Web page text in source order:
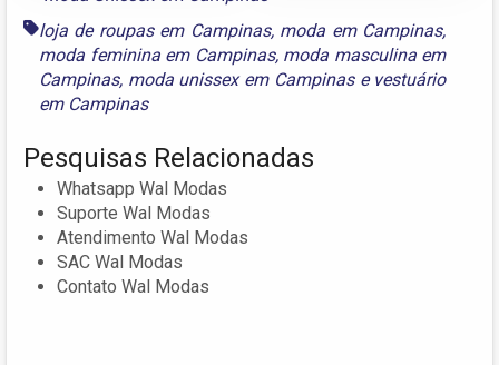
loja de roupas em Campinas, moda em Campinas,
moda feminina em Campinas, moda masculina em
Campinas, moda unissex em Campinase vestuário
em Campinas
Pesquisas Relacionadas
Whatsapp Wal Modas
Suporte Wal Modas
Atendimento Wal Modas
SAC Wal Modas
Contato Wal Modas